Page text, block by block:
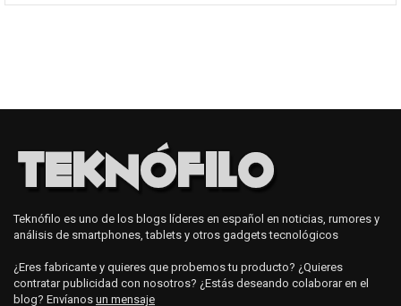
Teknófilo es uno de los blogs líderes en español en noticias, rumores y
análisis de smartphones, tablets y otros gadgets tecnológicos
¿Eres fabricante y quieres que probemos tu producto? ¿Quieres
contratar publicidad con nosotros? ¿Estás deseando colaborar en el
blog? Envíanos un mensaje